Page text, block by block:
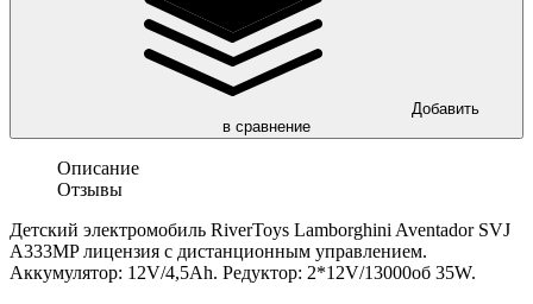
Добавить
в сравнение
Описание
Отзывы
Детский электромобиль RiverToys Lamborghini Aventador SVJ
A333MP лицензия с дистанционным управлением.
Аккумулятор: 12V/4,5Ah. Редуктор: 2*12V/13000об 35W.